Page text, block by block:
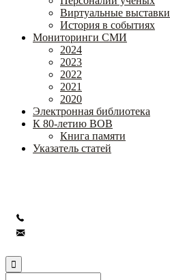
Виртуальные выставки
История в событиях
Мониторинги СМИ
2024
2023
2022
2021
2020
Электронная библиотека
К 80-летию ВОВ
Книга памяти
Указатель статей
